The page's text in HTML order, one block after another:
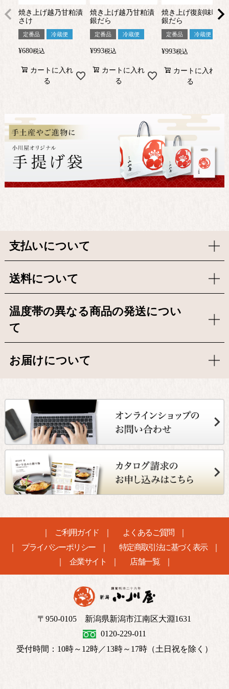
焼き上げ越乃甘粕漬
さけ
定番品 冷蔵便
¥680税込
カートに入れ
る
焼き上げ越乃甘粕漬
銀だら
定番品 冷蔵便
¥993税込
カートに入れ
る
焼き上げ復刻味噌漬
銀だら
定番品 冷蔵便
¥993税込
カートに入れ
る
支払いについて
送料について
温度帯の異なる商品の発送につい
て
お届けについて
ご利用ガイド
よくあるご質問
プライバシーポリシー
特定商取引法に基づく表示
企業サイト
店舗一覧
〒950-0105 新潟県新潟市江南区大淵1631
0120-229-011
受付時間：10時～12時／13時～17時（土日祝を除く）